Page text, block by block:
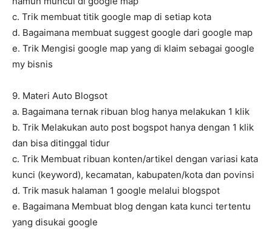
c. Trik membuat titik google map di setiap kota
d. Bagaimana membuat suggest google dari google map
e. Trik Mengisi google map yang di klaim sebagai google
my bisnis
9. Materi Auto Blogsot
a. Bagaimana ternak ribuan blog hanya melakukan 1 klik
b. Trik Melakukan auto post bogspot hanya dengan 1 klik
dan bisa ditinggal tidur
c. Trik Membuat ribuan konten/artikel dengan variasi kata
kunci (keyword), kecamatan, kabupaten/kota dan povinsi
d. Trik masuk halaman 1 google melalui blogspot
e. Bagaimana Membuat blog dengan kata kunci tertentu
yang disukai google